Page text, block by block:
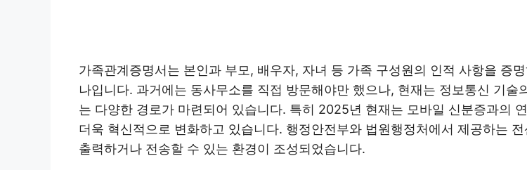
가족관계증명서는 본인과 부모, 배우자, 자녀 등 가족 구성원의 인적 사항을 증
나입니다. 과거에는 동사무소를 직접 방문해야만 했으나, 현재는 정보통신 기
는 다양한 경로가 마련되어 있습니다. 특히 2025년 현재는 모바일 신분증과의
더욱 혁신적으로 변화하고 있습니다. 행정안전부와 법원행정처에서 제공하는
출력하거나 전송할 수 있는 환경이 조성되었습니다.